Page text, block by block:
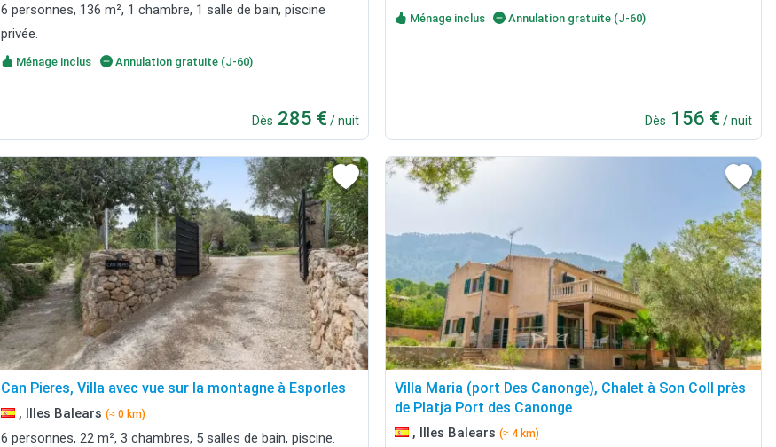
6 personnes, 136 m², 1 chambre, 1 salle de bain, piscine
privée.
Ménage inclus Annulation gratuite (J-60)
Dès 285 € / nuit
Ménage inclus Annulation gratuite (J-60)
Dès 156 € / nuit
Can Pieres, Villa avec vue sur la montagne à Esporles
, Illes Balears(≈ 0 km)
6 personnes, 22 m², 3 chambres, 5 salles de bain, piscine.
Villa Maria (port Des Canonge), Chalet à Son Coll près
de Platja Port des Canonge
, Illes Balears (≈ 4 km)